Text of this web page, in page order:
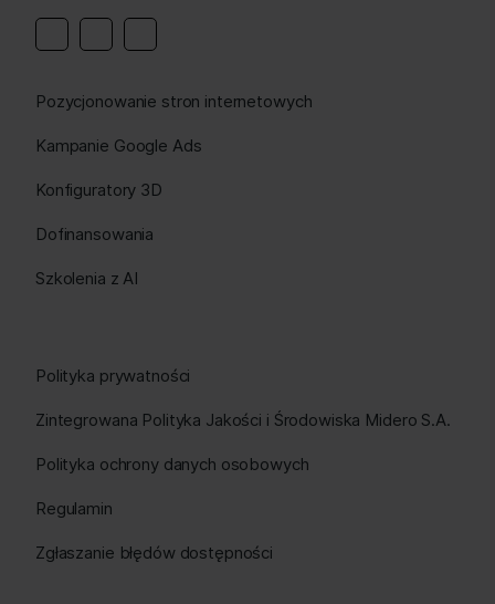
Pozycjonowanie stron internetowych
Kampanie Google Ads
Konfiguratory 3D
Dofinansowania
Szkolenia z AI
Polityka prywatności
Zintegrowana Polityka Jakości i Środowiska Midero S.A.
Polityka ochrony danych osobowych
Regulamin
Zgłaszanie błędów dostępności